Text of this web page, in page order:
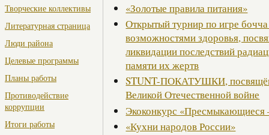
Творческие коллективы
Литературная страница
Люди района
Целевые программы
Планы работы
Противодействие
коррупции
Итоги работы
«Золотые правила питания»
Открытый турнир по игре
возможностями здоровья,
ликвидации последствий
памяти их жертв
STUNT-ПОКАТУШКИ,
Великой Отечественной войне
Экоконкурс «Пресмыкающиеся
«Кухни народов России»